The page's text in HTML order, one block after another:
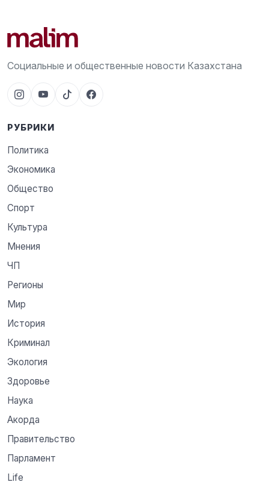
Социальные и общественные новости Казахстана
РУБРИКИ
Политика
Экономика
Общество
Спорт
Культура
Мнения
ЧП
Регионы
Мир
История
Криминал
Экология
Здоровье
Наука
Акорда
Правительство
Парламент
Life